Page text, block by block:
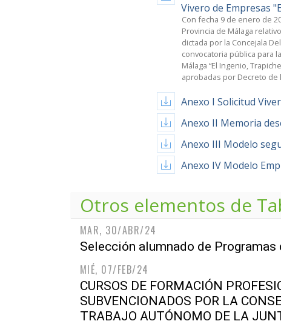
Vivero de Empresas
Con fecha 9 de enero de
Provincia de Málaga
dictada por la Concejala
convocatoria pública para
Málaga “El Ingenio,
aprobadas por Decreto de
Anexo I Solicitud
Anexo II Memoria
Anexo III Modelo
Anexo IV Modelo
Otros elementos de
MAR, 30/ABR/24
Selección alumnado de Programas
MIÉ, 07/FEB/24
CURSOS DE FORMACIÓN
SUBVENCIONADOS POR LA
TRABAJO AUTÓNOMO DE LA